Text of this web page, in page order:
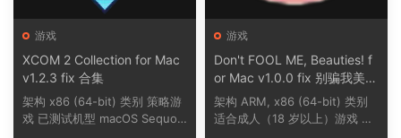
游戏
XCOM 2 Collection for Mac
v1.2.3 fix 合集
架构 x86 (64-bit) 类别 策略游
戏 已测试机型 macOS Sequoi
游戏
Don't FOOL ME, Beauties! f
or Mac v1.0.0 fix 别骗我美女
们
架构 ARM, x86 (64-bit) 类别
适合成人（18 岁以上）游戏 已